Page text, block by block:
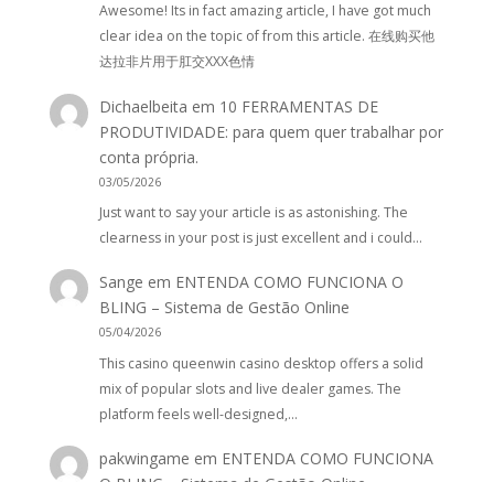
Awesome! Its in fact amazing article, I have got much
clear idea on the topic of from this article. 在线购买他
达拉非片用于肛交XXX色情
Dichaelbeita em 10 FERRAMENTAS DE
PRODUTIVIDADE: para quem quer trabalhar por
conta própria.
03/05/2026
Just want to say your article is as astonishing. The
clearness in your post is just excellent and i could…
Sange em ENTENDA COMO FUNCIONA O
BLING – Sistema de Gestão Online
05/04/2026
This casino queenwin casino desktop offers a solid
mix of popular slots and live dealer games. The
platform feels well-designed,…
pakwingame em ENTENDA COMO FUNCIONA